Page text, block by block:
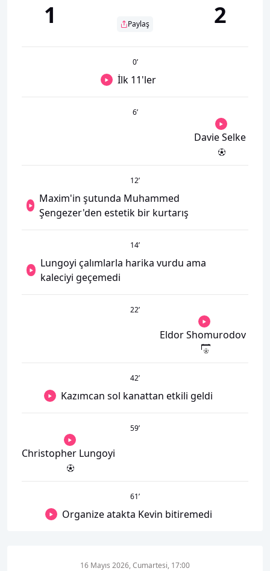
1 Paylaş 2
0’
İlk 11'ler
6’
Davie Selke
12’
Maxim'in şutunda Muhammed
Şengezer'den estetik bir kurtarış
14’
Lungoyi çalımlarla harika vurdu ama
kaleciyi geçemedi
22’
Eldor Shomurodov
42’
Kazımcan sol kanattan etkili geldi
59’
Christopher Lungoyi
61’
Organize atakta Kevin bitiremedi
16 Mayıs 2026, Cumartesi, 17:00